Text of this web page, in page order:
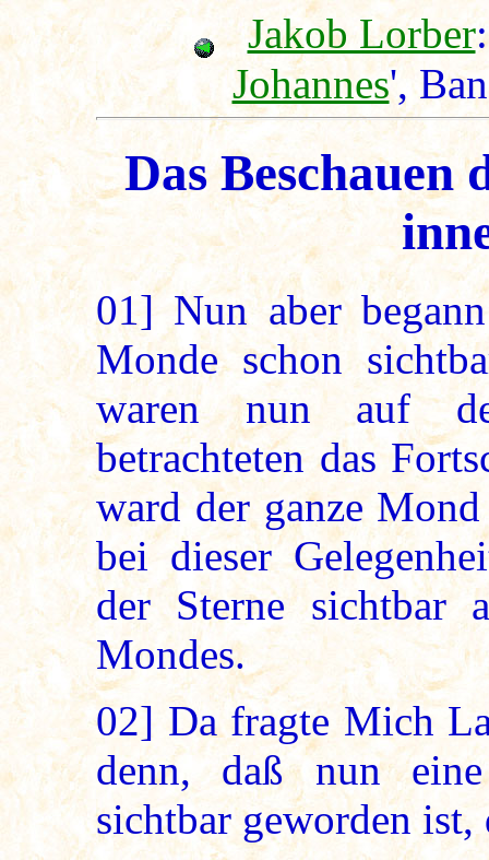
Jakob Lorber
Johannes',
Das Beschauen
01]Nun aber
Monde schon
waren nun auf
betrachteten das
ward der ganze
bei dieser
der Sterne sichtbar
Mondes.
02] Da fragte Mich
denn, daß nun
sichtbar geworden